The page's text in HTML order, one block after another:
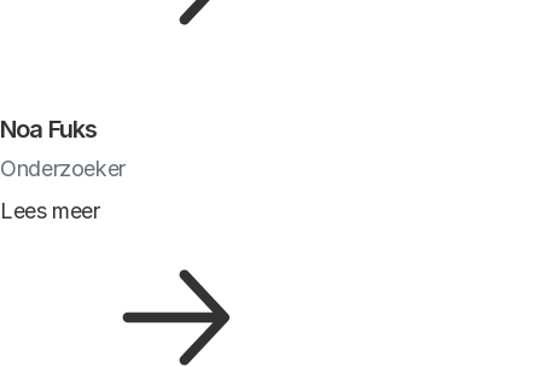
Noa Fuks
Onderzoeker
Lees meer